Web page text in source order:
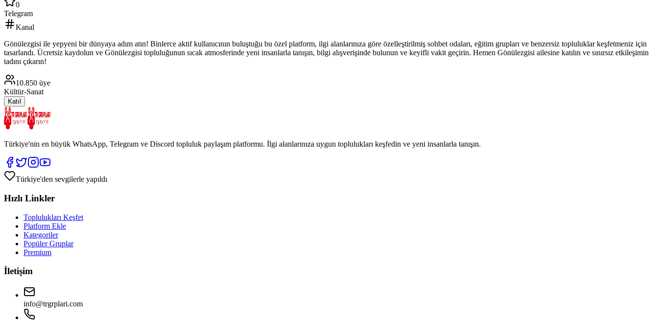
0
Telegram
Kanal
Gönülezgisi ile yepyeni bir dünyaya adım atın! Binlerce aktif kullanıcının buluştuğu bu özel platform, ilgi alanlarınıza göre özelleştirilmiş sohbet odaları, eğitim grupları ve benzersiz topluluklar keşfetmeniz için
tasarlandı. Ücretsiz kaydolun ve Gönülezgisi topluluğunun sıcak atmosferinde yeni insanlarla tanışın, bilgi alışverişinde bulunun ve keyifli vakit geçirin. Hemen Gönülezgisi ailesine katılın ve sınırsız etkileşimin
tadını çıkarın!
10.850 üye
Kültür-Sanat
Katıl
Türkiye'nin en büyük WhatsApp, Telegram ve Discord topluluk paylaşım platformu. İlgi alanlarınıza uygun toplulukları keşfedin ve yeni insanlarla tanışın.
Türkiye'den sevgilerle yapıldı
Hızlı Linkler
Toplulukları Keşfet
Platform Ekle
Kategoriler
Popüler Gruplar
Premium
İletişim
info@trgrplari.com